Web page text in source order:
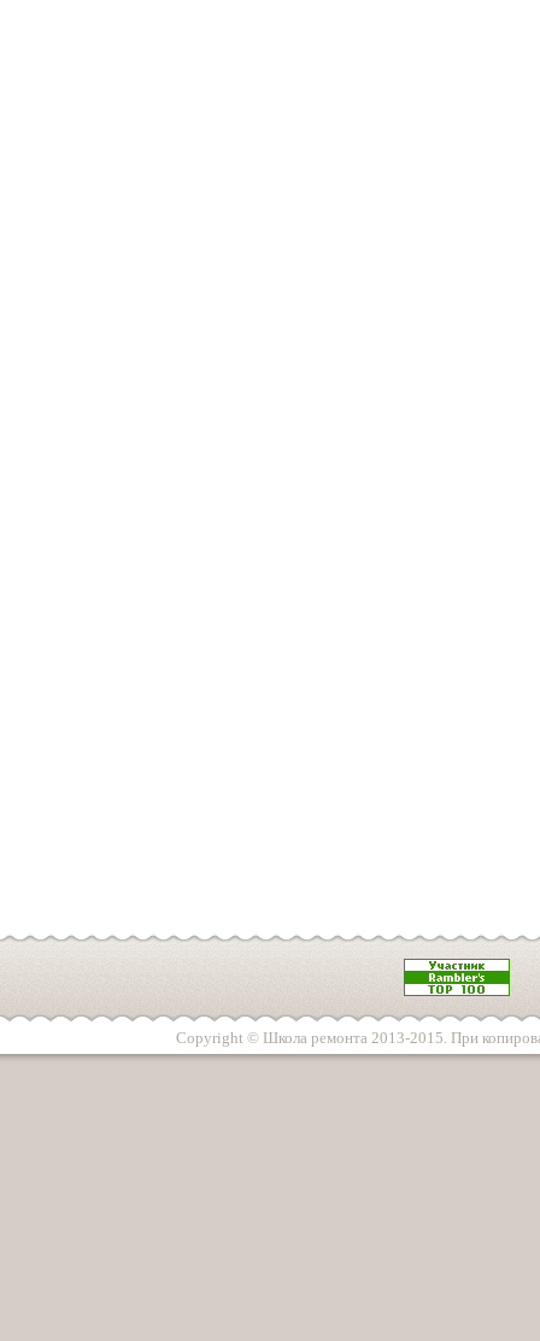
Copyright © Школа ремонта 2013-2015. При